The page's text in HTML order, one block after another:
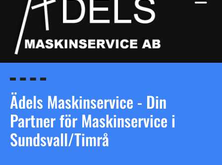
Ädels Maskinservice - Din
Partner för Maskinservice i
Sundsvall/Timrå